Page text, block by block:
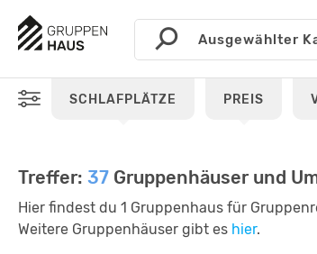
SCHLAFPLÄTZE PREIS
Treffer: 37 Gruppenhäuser und
Hier findest du 1 Gruppenhaus für
Weitere Gruppenhäuser gibt es hier.